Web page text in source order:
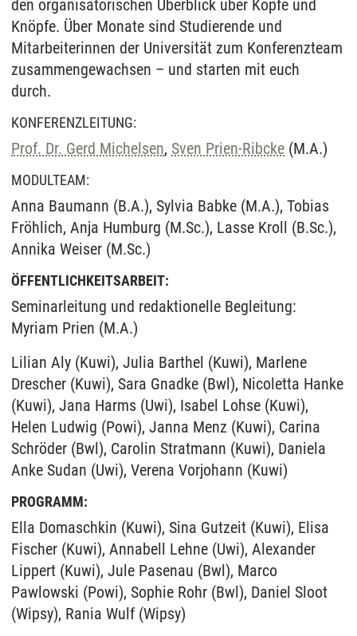
den organisatorischen Überblick über Köpfe und
Knöpfe. Über Monate sind Studierende und
Mitarbeiterinnen der Universität zum Konferenzteam
zusammengewachsen – und starten mit euch
durch.
KONFERENZLEITUNG:
Prof. Dr. Gerd Michelsen, Sven Prien-Ribcke (M.A.)
MODULTEAM:
Anna Baumann (B.A.), Sylvia Babke (M.A.), Tobias
Fröhlich, Anja Humburg (M.Sc.), Lasse Kroll (B.Sc.),
Annika Weiser (M.Sc.)
ÖFFENTLICHKEITSARBEIT:
Seminarleitung und redaktionelle Begleitung:
Myriam Prien (M.A.)
Lilian Aly (Kuwi), Julia Barthel (Kuwi), Marlene
Drescher (Kuwi), Sara Gnadke (Bwl), Nicoletta Hanke
(Kuwi), Jana Harms (Uwi), Isabel Lohse (Kuwi),
Helen Ludwig (Powi), Janna Menz (Kuwi), Carina
Schröder (Bwl), Carolin Stratmann (Kuwi), Daniela
Anke Sudan (Uwi), Verena Vorjohann (Kuwi)
PROGRAMM:
Ella Domaschkin (Kuwi), Sina Gutzeit (Kuwi), Elisa
Fischer (Kuwi), Annabell Lehne (Uwi), Alexander
Lippert (Kuwi), Jule Pasenau (Bwl), Marco
Pawlowski (Powi), Sophie Rohr (Bwl), Daniel Sloot
(Wipsy), Rania Wulf (Wipsy)